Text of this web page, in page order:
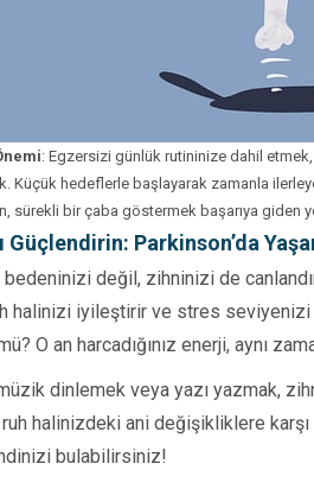
: Egzersizi günlük rutininize dahil
Küçük hedeflerle başlayarak zamanla
sürekli bir çaba göstermek başarıya giden
Güçlendirin: Parkinson’da
değil, zihninizi de
halinizi iyileştirir ve stres
O an harcadığınız enerji, aynı
dinlemek veya yazı yazmak,
halinizdeki ani değişikliklere
bulabilirsiniz!